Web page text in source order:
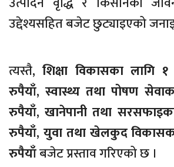
उद्देश्यसहित बजेट छुट्याइएको
त्यस्तै,शिक्षा विकासका लागि
रुपैयाँ,स्वास्थ्य तथा पोषण
रुपैयाँ,खानेपानी तथा
रुपैयाँ, युवा तथा खेलकुद
रुपैयाँबजेट प्रस्ताव गरिएको छ ।